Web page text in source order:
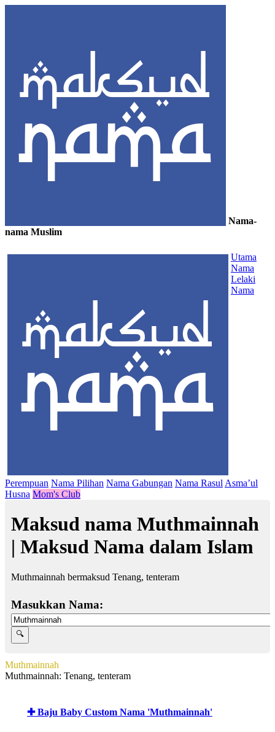
Nama-
nama Muslim
Utama
Nama
Lelaki
Nama
Perempuan Nama Pilihan Nama Gabungan Nama Rasul Asma’ul
Husna Mom's Club
Maksud nama Muthmainnah
| Maksud Nama dalam Islam
Muthmainnah bermaksud Tenang, tenteram
Masukkan Nama:
Muthmainnah
Muthmainnah: Tenang, tenteram
✚ Baju Baby Custom Nama 'Muthmainnah'